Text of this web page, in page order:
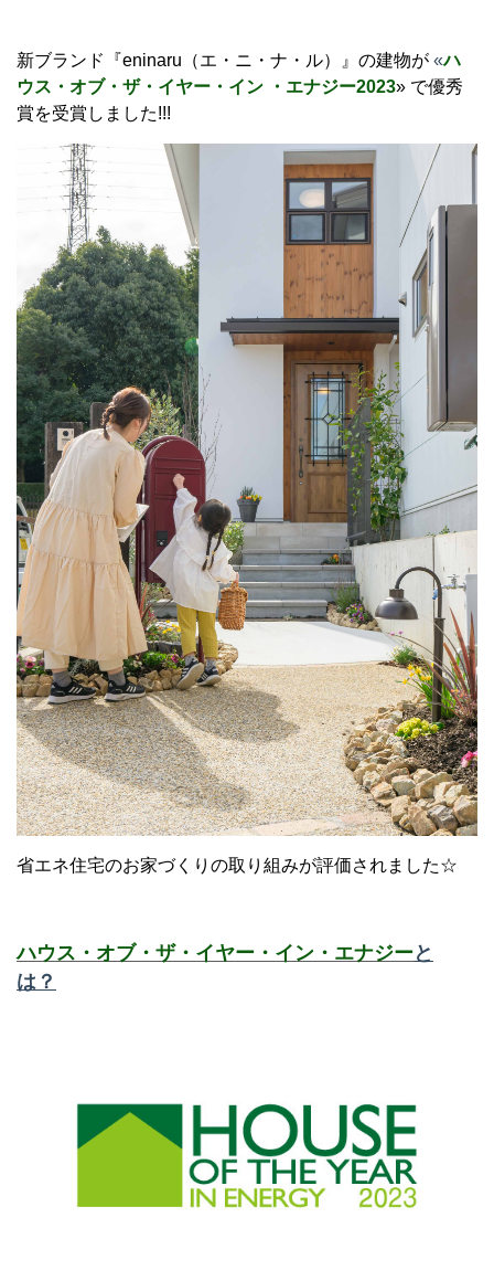
新ブランド『eninaru（エ・ニ・ナ・ル）』の建物が «ハ
ウス・オブ・ザ・イヤー・イン ・エナジー2023» で優秀
賞を受賞しました!!!
省エネ住宅のお家づくりの取り組みが評価されました☆
ハウス・オブ・ザ・イヤー・イン・エナジーと
は？